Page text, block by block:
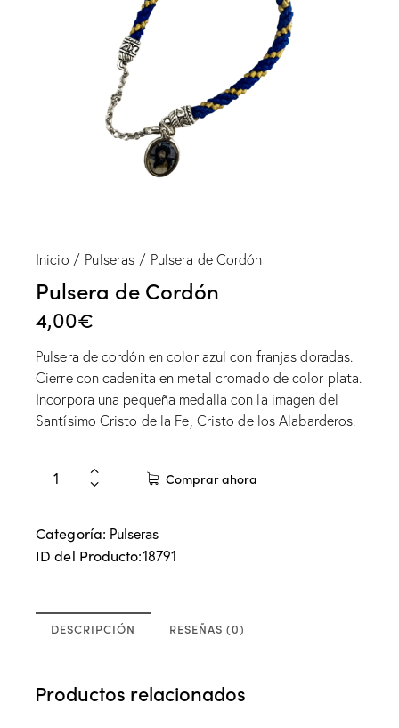
Inicio Pulseras Pulsera de Cordón
Pulsera de Cordón
4,00€
Pulsera de cordón en color azul con franjas doradas.
Cierre con cadenita en metal cromado de color plata.
Incorpora una pequeña medalla con la imagen del
Santísimo Cristo de la Fe, Cristo de los Alabarderos.
Comprar ahora
Categoría: Pulseras
ID del Producto:18791
DESCRIPCIÓN RESEÑAS (0)
Productos relacionados